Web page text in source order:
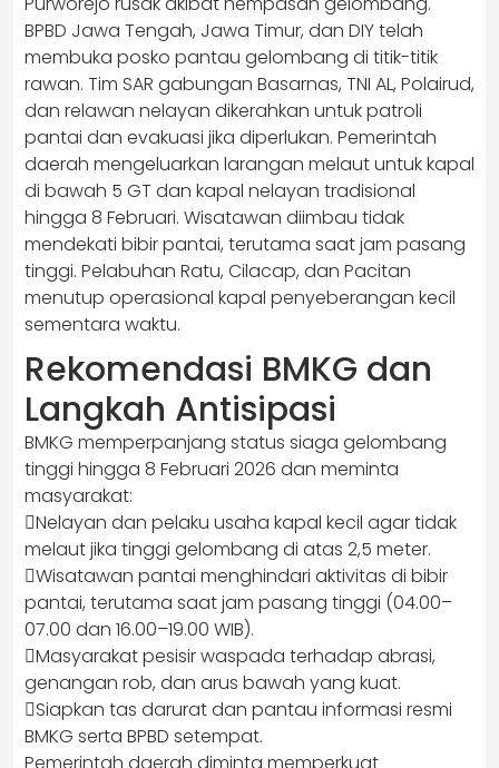
BPBD Jawa Tengah, Jawa Timur, dan DIY telah
membuka posko pantau gelombang di titik-titik
rawan. Tim SAR gabungan Basarnas, TNI AL, Polairud,
dan relawan nelayan dikerahkan untuk patroli
pantai dan evakuasi jika diperlukan. Pemerintah
daerah mengeluarkan larangan melaut untuk kapal
di bawah 5 GT dan kapal nelayan tradisional
hingga 8 Februari. Wisatawan diimbau tidak
mendekati bibir pantai, terutama saat jam pasang
tinggi. Pelabuhan Ratu, Cilacap, dan Pacitan
menutup operasional kapal penyeberangan kecil
sementara waktu.
Rekomendasi BMKG dan
Langkah Antisipasi
BMKG memperpanjang status siaga gelombang
tinggi hingga 8 Februari 2026 dan meminta
masyarakat:
Nelayan dan pelaku usaha kapal kecil agar tidak
melaut jika tinggi gelombang di atas 2,5 meter.
Wisatawan pantai menghindari aktivitas di bibir
pantai, terutama saat jam pasang tinggi (04.00–
07.00 dan 16.00–19.00 WIB).
Masyarakat pesisir waspada terhadap abrasi,
genangan rob, dan arus bawah yang kuat.
Siapkan tas darurat dan pantau informasi resmi
BMKG serta BPBD setempat.
Pemerintah daerah diminta memperkuat